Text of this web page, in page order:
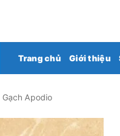
Trang chủ Giới thiệu
Gạch Apodio